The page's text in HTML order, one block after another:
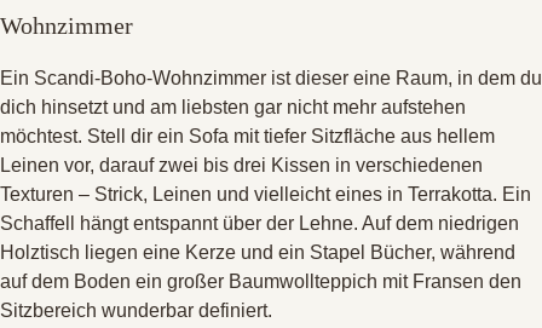
Wohnzimmer
Ein Scandi-Boho-Wohnzimmer ist dieser eine Raum, in dem du
dich hinsetzt und am liebsten gar nicht mehr aufstehen
möchtest. Stell dir ein Sofa mit tiefer Sitzfläche aus hellem
Leinen vor, darauf zwei bis drei Kissen in verschiedenen
Texturen – Strick, Leinen und vielleicht eines in Terrakotta. Ein
Schaffell hängt entspannt über der Lehne. Auf dem niedrigen
Holztisch liegen eine Kerze und ein Stapel Bücher, während
auf dem Boden ein großer Baumwollteppich mit Fransen den
Sitzbereich wunderbar definiert.